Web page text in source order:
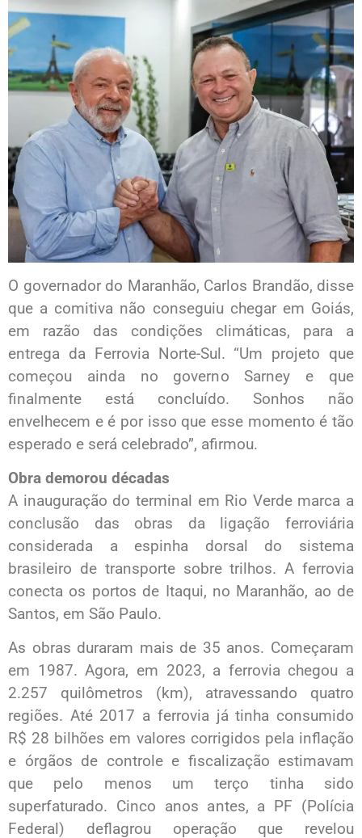
O governador do Maranhão, Carlos Brandão, disse
que a comitiva não conseguiu chegar em Goiás,
em razão das condições climáticas, para a
entrega da Ferrovia Norte-Sul. “Um projeto que
começou ainda no governo Sarney e que
finalmente está concluído. Sonhos não
envelhecem e é por isso que esse momento é tão
esperado e será celebrado”, afirmou.
Obra demorou décadas
A inauguração do terminal em Rio Verde marca a
conclusão das obras da ligação ferroviária
considerada a espinha dorsal do sistema
brasileiro de transporte sobre trilhos. A ferrovia
conecta os portos de Itaqui, no Maranhão, ao de
Santos, em São Paulo.
As obras duraram mais de 35 anos. Começaram
em 1987. Agora, em 2023, a ferrovia chegou a
2.257 quilômetros (km), atravessando quatro
regiões. Até 2017 a ferrovia já tinha consumido
R$ 28 bilhões em valores corrigidos pela inflação
e órgãos de controle e fiscalização estimavam
que pelo menos um terço tinha sido
superfaturado. Cinco anos antes, a PF (Polícia
Federal) deflagrou operação que revelou